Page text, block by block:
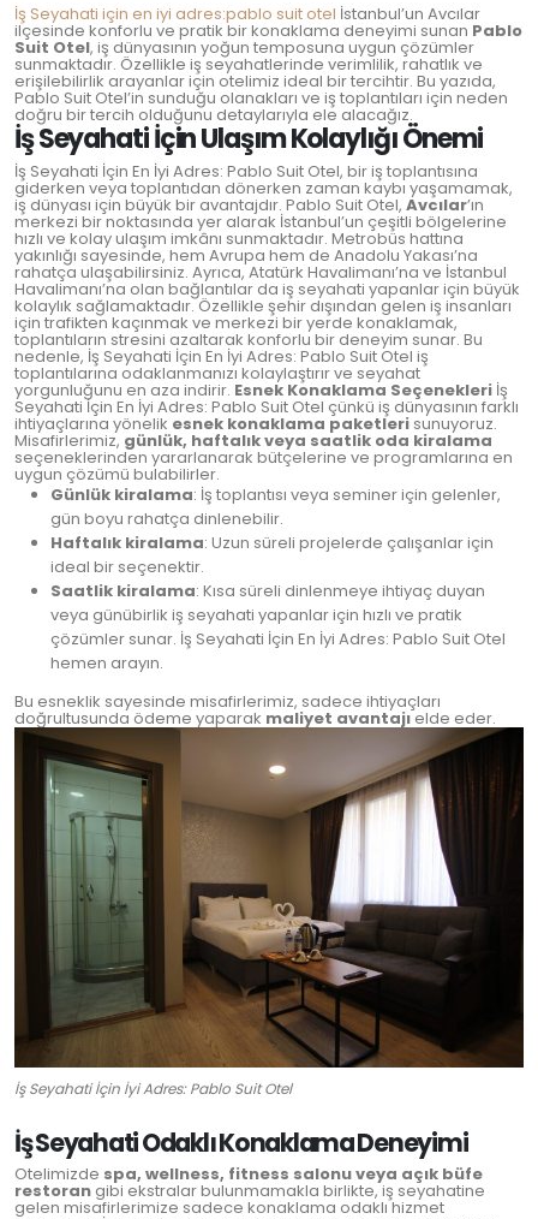
İş Seyahati için en iyi adres:pablo suit otel İstanbul’un Avcılar
ilçesinde konforlu ve pratik bir konaklama deneyimi sunan Pablo
Suit Otel, iş dünyasının yoğun temposuna uygun çözümler
sunmaktadır. Özellikle iş seyahatlerinde verimlilik, rahatlık ve
erişilebilirlik arayanlar için otelimiz ideal bir tercihtir. Bu yazıda,
Pablo Suit Otel’in sunduğu olanakları ve iş toplantıları için neden
doğru bir tercih olduğunu detaylarıyla ele alacağız.
İş Seyahati İçin Ulaşım Kolaylığı Önemi
İş Seyahati İçin En İyi Adres: Pablo Suit Otel, bir iş toplantısına
giderken veya toplantıdan dönerken zaman kaybı yaşamamak,
iş dünyası için büyük bir avantajdır. Pablo Suit Otel, Avcılar’ın
merkezi bir noktasında yer alarak İstanbul’un çeşitli bölgelerine
hızlı ve kolay ulaşım imkânı sunmaktadır. Metrobüs hattına
yakınlığı sayesinde, hem Avrupa hem de Anadolu Yakası’na
rahatça ulaşabilirsiniz. Ayrıca, Atatürk Havalimanı’na ve İstanbul
Havalimanı’na olan bağlantılar da iş seyahati yapanlar için büyük
kolaylık sağlamaktadır. Özellikle şehir dışından gelen iş insanları
için trafikten kaçınmak ve merkezi bir yerde konaklamak,
toplantıların stresini azaltarak konforlu bir deneyim sunar. Bu
nedenle, İş Seyahati İçin En İyi Adres: Pablo Suit Otel iş
toplantılarına odaklanmanızı kolaylaştırır ve seyahat
yorgunluğunu en aza indirir. Esnek Konaklama Seçenekleri İş
Seyahati İçin En İyi Adres: Pablo Suit Otel çünkü iş dünyasının farklı
ihtiyaçlarına yönelik esnek konaklama paketleri sunuyoruz.
Misafirlerimiz, günlük, haftalık veya saatlik oda kiralama
seçeneklerinden yararlanarak bütçelerine ve programlarına en
uygun çözümü bulabilirler.
Günlük kiralama: İş toplantısı veya seminer için gelenler,
gün boyu rahatça dinlenebilir.
Haftalık kiralama: Uzun süreli projelerde çalışanlar için
ideal bir seçenektir.
Saatlik kiralama: Kısa süreli dinlenmeye ihtiyaç duyan
veya günübirlik iş seyahati yapanlar için hızlı ve pratik
çözümler sunar. İş Seyahati İçin En İyi Adres: Pablo Suit Otel
hemen arayın.
Bu esneklik sayesinde misafirlerimiz, sadece ihtiyaçları
doğrultusunda ödeme yaparak maliyet avantajı elde eder.
İş Seyahati İçin İyi Adres: Pablo Suit Otel
İş Seyahati Odaklı Konaklama Deneyimi
Otelimizde spa, wellness, fitness salonu veya açık büfe
restoran gibi ekstralar bulunmamakla birlikte, iş seyahatine
gelen misafirlerimize sadece konaklama odaklı hizmet